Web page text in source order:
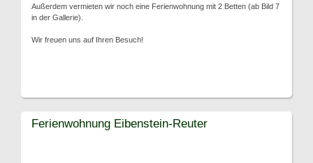
Außerdem vermieten wir noch eine Ferienwohnung mit 2 Betten (ab Bild 7
in der Gallerie).
Wir freuen uns auf Ihren Besuch!
Ferienwohnung Eibenstein-Reuter